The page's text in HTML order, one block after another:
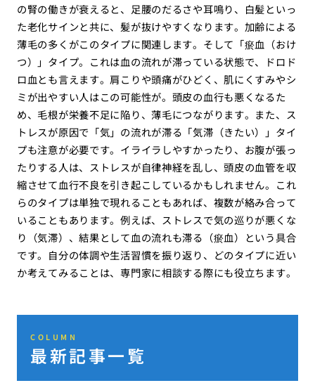
の腎の働きが衰えると、足腰のだるさや耳鳴り、白髪といっ
た老化サインと共に、髪が抜けやすくなります。加齢による
薄毛の多くがこのタイプに関連します。そして「瘀血（おけ
つ）」タイプ。これは血の流れが滞っている状態で、ドロド
ロ血とも言えます。肩こりや頭痛がひどく、肌にくすみやシ
ミが出やすい人はこの可能性が。頭皮の血行も悪くなるた
め、毛根が栄養不足に陥り、薄毛につながります。また、ス
トレスが原因で「気」の流れが滞る「気滞（きたい）」タイ
プも注意が必要です。イライラしやすかったり、お腹が張っ
たりする人は、ストレスが自律神経を乱し、頭皮の血管を収
縮させて血行不良を引き起こしているかもしれません。これ
らのタイプは単独で現れることもあれば、複数が絡み合って
いることもあります。例えば、ストレスで気の巡りが悪くな
り（気滞）、結果として血の流れも滞る（瘀血）という具合
です。自分の体調や生活習慣を振り返り、どのタイプに近い
か考えてみることは、専門家に相談する際にも役立ちます。
COLUMN
最新記事一覧